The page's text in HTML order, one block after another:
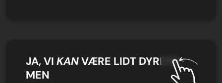
JA, VI KANVÆRE LIDT DYRERE,
MEN